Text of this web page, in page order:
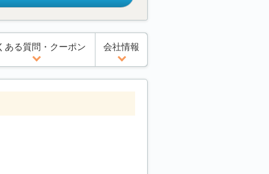
ある質問・クーポン 会社情報